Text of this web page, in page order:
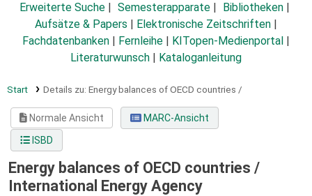
Erweiterte Suche Semesterapparate
Bibliotheken
Aufsätze & Papers
Elektronische Zeitschriften
Fachdatenbanken
Fernleihe KITopen-Medienportal
Literaturwunsch
Kataloganleitung
Start Details zu: Energy balances of OECD countries /
Normale Ansicht
MARC-Ansicht
ISBD
Energy balances of OECD countries /
International Energy Agency